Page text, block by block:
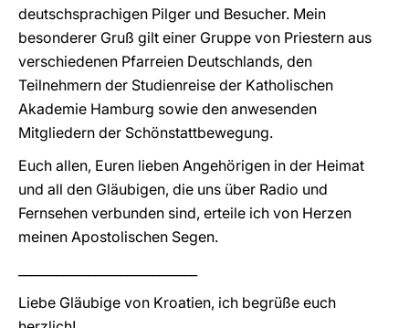
deutschsprachigen Pilger und Besucher. Mein
besonderer Gruß gilt einer Gruppe von Priestern aus
verschiedenen Pfarreien Deutschlands, den
Teilnehmern der Studienreise der Katholischen
Akademie Hamburg sowie den anwesenden
Mitgliedern der Schönstattbewegung.
Euch allen, Euren lieben Angehörigen in der Heimat
und all den Gläubigen, die uns über Radio und
Fernsehen verbunden sind, erteile ich von Herzen
meinen Apostolischen Segen.
Liebe Gläubige von Kroatien, ich begrüße euch